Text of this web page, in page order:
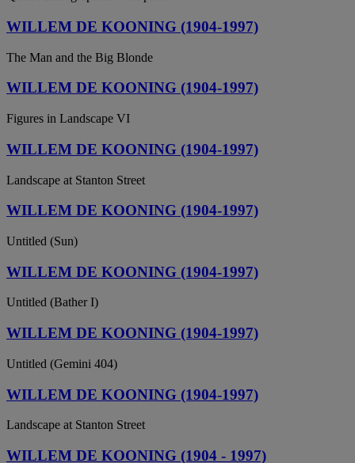
WILLEM DE KOONING (1904-1997)
The Man and the Big Blonde
WILLEM DE KOONING (1904-1997)
Figures in Landscape VI
WILLEM DE KOONING (1904-1997)
Landscape at Stanton Street
WILLEM DE KOONING (1904-1997)
Untitled (Sun)
WILLEM DE KOONING (1904-1997)
Untitled (Bather I)
WILLEM DE KOONING (1904-1997)
Untitled (Gemini 404)
WILLEM DE KOONING (1904-1997)
Landscape at Stanton Street
WILLEM DE KOONING (1904 - 1997)